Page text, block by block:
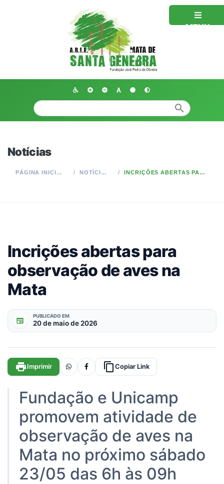
MENU
search
Notícias
PÁGINA INICIAL NOTÍCIAS INCRIÇÕES ABERTAS PARA OBSERVAÇÃO DE AVES NA MATA
Incrições abertas para
observação de aves na
Mata
newspaper
PUBLICADO EM
20 de maio de 2026
print Imprimir content_copy Copiar Link
Fundação e Unicamp
promovem atividade de
observação de aves na
Mata no próximo sábado
23/05 das 6h às 09h